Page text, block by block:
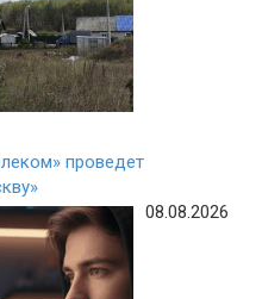
проведет
08.08.2026